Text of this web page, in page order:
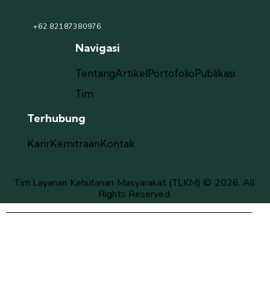
+62 82187380976
Navigasi
TentangArtikelPortofolioPublikasi
Tim
Terhubung
KarirKemitraanKontak
Tim Layanan Kehutanan Masyarakat (TLKM) © 2026. All
Rights Reserved.